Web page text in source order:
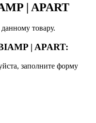
| APART
товару.
| APART:
заполните форму